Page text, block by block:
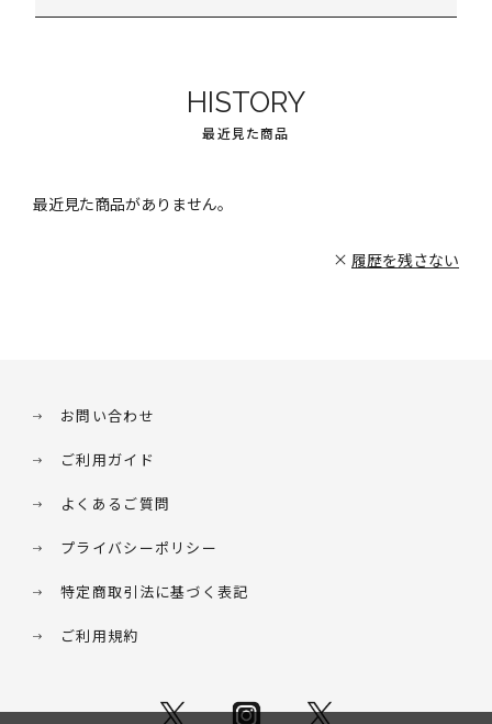
HISTORY
最近見た商品
最近見た商品がありません。
履歴を残さない
お問い合わせ
ご利用ガイド
よくあるご質問
プライバシーポリシー
特定商取引法に基づく表記
ご利用規約